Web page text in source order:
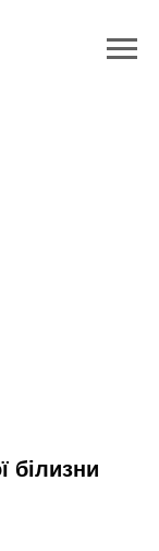
білизни